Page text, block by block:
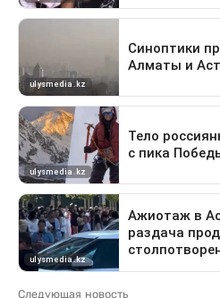
Следующая новость